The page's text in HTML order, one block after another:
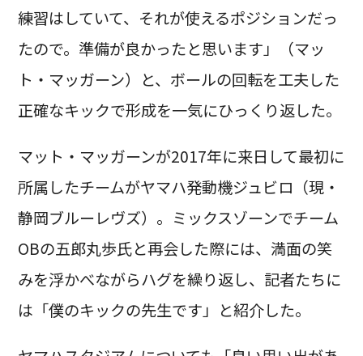
練習はしていて、それが使えるポジションだっ
たので。準備が良かったと思います」（マッ
ト・マッガーン）と、ボールの回転を工夫した
正確なキックで形成を一気にひっくり返した。
マット・マッガーンが2017年に来日して最初に
所属したチームがヤマハ発動機ジュビロ（現・
静岡ブルーレヴズ）。ミックスゾーンでチーム
OBの五郎丸歩氏と再会した際には、満面の笑
みを浮かべながらハグを繰り返し、記者たちに
は「僕のキックの先生です」と紹介した。